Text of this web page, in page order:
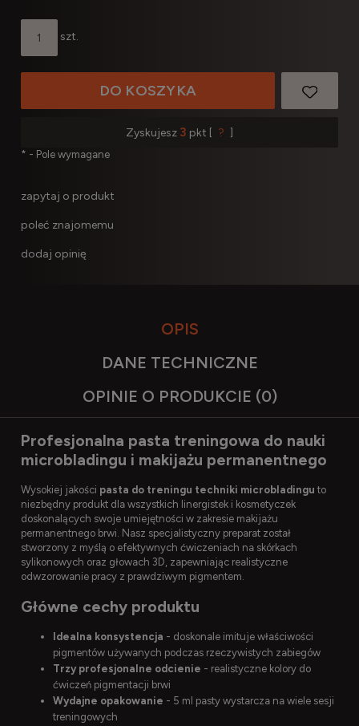
szt.
DO KOSZYKA
Zyskujesz 3 pkt [ ? ]
* - Pole wymagane
zapytaj o produkt
poleć znajomemu
dodaj opinię
OPIS
DANE TECHNICZNE
OPINIE O PRODUKCIE (0)
Profesjonalna pasta treningowa do nauki
microbladingu i makijażu permanentnego
Wysokiej jakości pasta do treningu techniki microbladingu to
niezbędny produkt dla wszystkich linergistek i kosmetyczek
doskonalących swoje umiejętności w zakresie makijażu
permanentnego brwi. Nasz specjalistyczny preparat został
stworzony z myślą o efektywnych ćwiczeniach na skórkach
sylikonowych oraz głowach 3D, zapewniając realistyczne
odwzorowanie pracy z prawdziwym pigmentem.
Główne cechy produktu
Idealna konsystencja - doskonale imituje właściwości
pigmentów używanych podczas rzeczywistych zabiegów
Trzy profesjonalne odcienie - realistyczne kolory do
ćwiczeń pigmentacji brwi
Wydajne opakowanie - 5 ml pasty wystarcza na wiele sesji
treningowych